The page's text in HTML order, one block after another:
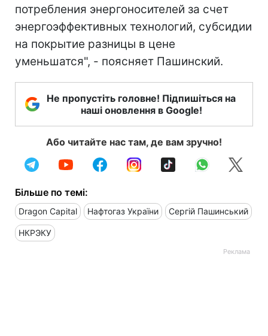
потребления энергоносителей за счет
энергоэффективных технологий, субсидии
на покрытие разницы в цене
уменьшатся", - поясняет Пашинский.
Не пропустіть головне! Підпишіться на
наші оновлення в Google!
Або читайте нас там, де вам зручно!
Більше по темі:
Dragon Capital Нафтогаз України Сергій Пашинський
НКРЭКУ